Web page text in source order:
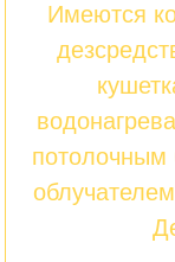
Имеются
потолочным